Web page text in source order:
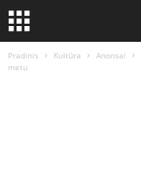
Pradinis Kultūra Anonsai
metu